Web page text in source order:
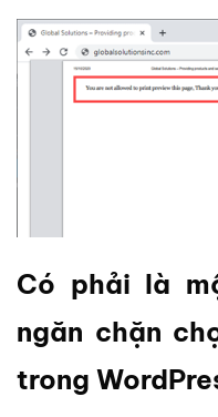
Có phải là
ngăn chặn
trong